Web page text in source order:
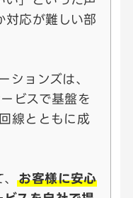
対応が難しい部
ションズは、
ビスで基盤を
線とともに成
、お客様に安心